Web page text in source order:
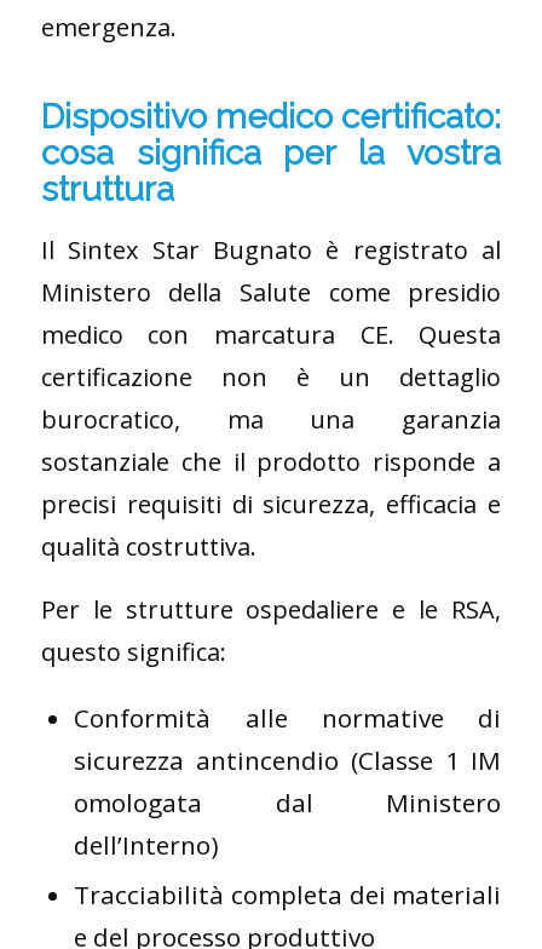
emergenza.
Dispositivo medico certificato:
cosa significa per la vostra
struttura
Il Sintex Star Bugnato è registrato al
Ministero della Salute come presidio
medico con marcatura CE. Questa
certificazione non è un dettaglio
burocratico, ma una garanzia
sostanziale che il prodotto risponde a
precisi requisiti di sicurezza, efficacia e
qualità costruttiva.
Per le strutture ospedaliere e le RSA,
questo significa:
Conformità alle normative di
sicurezza antincendio (Classe 1 IM
omologata dal Ministero
dell’Interno)
Tracciabilità completa dei materiali
e del processo produttivo